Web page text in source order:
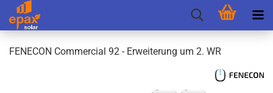
FEN­E­CON Com­mer­cial 92 - Er­wei­te­rung um 2. WR